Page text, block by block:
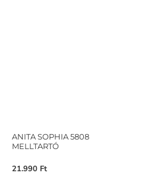
ANITA SOPHIA 5808
MELLTARTÓ
21.990 Ft